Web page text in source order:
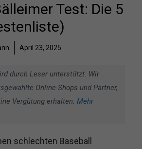
Test: Die 5
April 23, 2025
durch Leser unterstützt. Wir
Online-Shops und Partner,
Vergütung erhalten. Mehr
schlechten Baseball